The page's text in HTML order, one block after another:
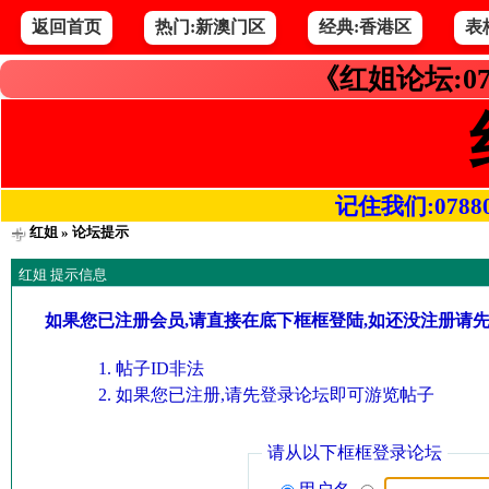
返回首页 热门:新澳门区 经典:香港区 表
《红姐论坛
记住我们
红姐» 论坛提示
红姐 提示信息
如果您已注册会员,请直接在底下框框登陆,如还没注册请
帖子ID非法
如果您已注册,请先登录论坛即可游览帖子
请从以下框框登录论坛